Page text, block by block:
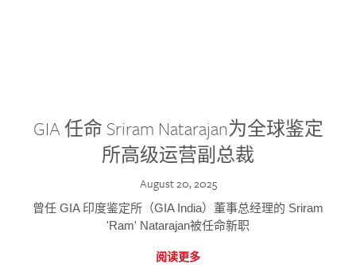
GIA 任命 Sriram Natarajan为全球鉴定
所高级运营副总裁
August 20, 2025
曾任 GIA 印度鉴定所（GIA India）董事总经理的 Sriram
'Ram' Natarajan被任命新职
阅读更多